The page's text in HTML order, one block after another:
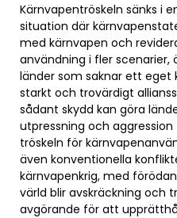
Kärnvapentröskeln sänks i
situation där
med kärnvapen och
användning i fler scenarier,
länder som saknar ett eget
starkt och trovärdigt
sådant skydd kan göra
utpressning och
tröskeln för
även konventionella
kärnvapenkrig, med
värld blir avskräckning och
avgörande för att